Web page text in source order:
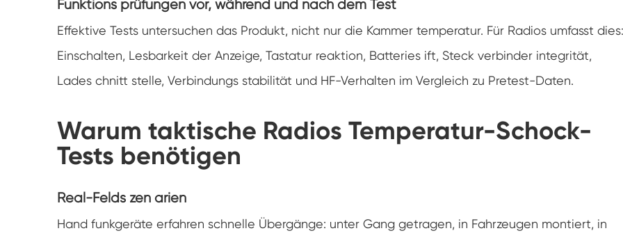
Stabilitäts kammer
Temperatur-Schüttler-Kammer
Tauwetter kammer einfrieren
PV-Klimakammer
Funktions prüfungen vor, während und nach dem Test
Effektive Tests untersuchen das Produkt, nicht nur die Kammer temperatur. Für Radios umfasst dies:
Einschalten, Lesbarkeit der Anzeige, Tastatur reaktion, Batteries ift, Steck verbinder integrität,
Lades chnitt stelle, Verbindungs stabilität und HF-Verhalten im Vergleich zu Pretest-Daten.
Warum taktische Radios Temperatur-Schock-
Tests benötigen
Real-Felds zen arien
Hand funkgeräte erfahren schnelle Übergänge: unter Gang getragen, in Fahrzeugen montiert, in